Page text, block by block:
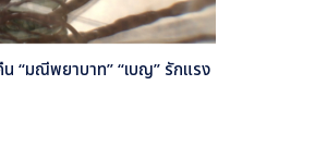
“มณีพยาบาท” “เบญ” รักแรง